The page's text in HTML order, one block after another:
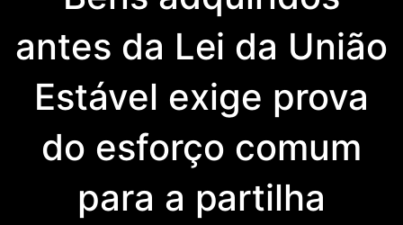
antes da Lei da União
Estável exige prova
do esforço comum
para a partilha